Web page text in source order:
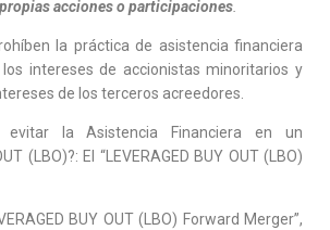
acciones o participaciones
la práctica de asistencia financiera
intereses de accionistas minoritarios y
de los terceros acreedores.
evitar la Asistencia Financiera en un
(LBO)?: El “LEVERAGED BUY OUT (LBO)
BUY OUT (LBO) Forward Merger”,